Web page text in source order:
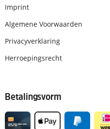
Imprint
Algemene Voorwaarden
Privacyverklaring
Herroepingsrecht
Betalingsvorm